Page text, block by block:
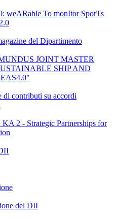
weARable To monItor SporTs
del Dipartimento
JOINT MASTER
SHIP AND
di contributi su accordi
2 - Strategic Partnerships for
del DII